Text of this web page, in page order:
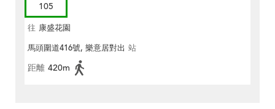
105
往 康盛花園
馬頭圍道416號, 樂意居對出 站
距離 420m